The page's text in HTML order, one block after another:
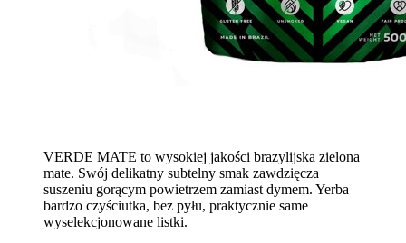
VERDE MATE to wysokiej jakości brazylijska zielona
mate. Swój delikatny subtelny smak zawdzięcza
suszeniu gorącym powietrzem zamiast dymem. Yerba
bardzo czyściutka, bez pyłu, praktycznie same
wyselekcjonowane listki.